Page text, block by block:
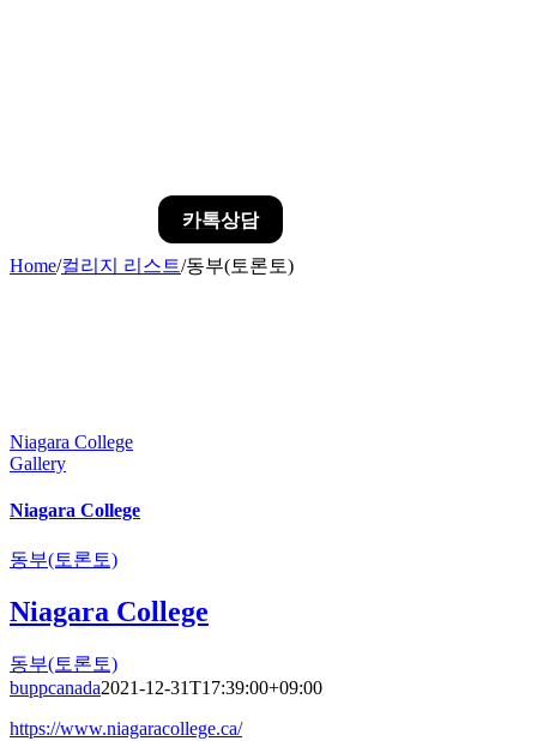
카톡상담
Home/컬리지 리스트/동부(토론토)
Niagara College
Gallery
Niagara College
동부(토론토)
Niagara College
동부(토론토)
buppcanada2021-12-31T17:39:00+09:00
https://www.niagaracollege.ca/